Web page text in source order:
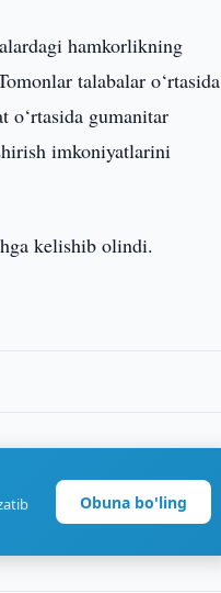
hamkorlikning
talabalar o‘rtasida
o‘rtasida gumanitar
imkoniyatlarini
kelishib olindi.
Obuna bo'ling